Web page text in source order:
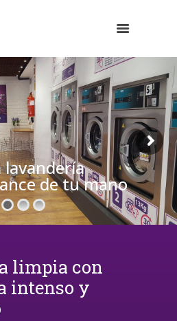
lavandería
de tu mano
limpia con
intenso y